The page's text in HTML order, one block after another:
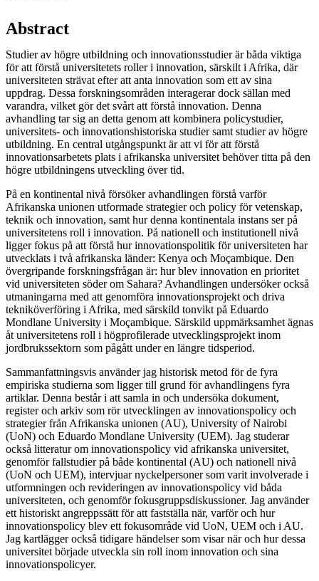
Abstract
Studier av högre utbildning och innovationsstudier är båda viktiga
för att förstå universitetets roller i innovation, särskilt i Afrika, där
universiteten strävat efter att anta innovation som ett av sina
uppdrag. Dessa forskningsområden interagerar dock sällan med
varandra, vilket gör det svårt att förstå innovation. Denna
avhandling tar sig an detta genom att kombinera policystudier,
universitets- och innovationshistoriska studier samt studier av högre
utbildning. En central utgångspunkt är att vi för att förstå
innovationsarbetets plats i afrikanska universitet behöver titta på den
högre utbildningens utveckling över tid.
På en kontinental nivå försöker avhandlingen förstå varför
Afrikanska unionen utformade strategier och policy för vetenskap,
teknik och innovation, samt hur denna kontinentala instans ser på
universitetens roll i innovation. På nationell och institutionell nivå
ligger fokus på att förstå hur innovationspolitik för universiteten har
utvecklats i två afrikanska länder: Kenya och Moçambique. Den
övergripande forskningsfrågan är: hur blev innovation en prioritet
vid universiteten söder om Sahara? Avhandlingen undersöker också
utmaningarna med att genomföra innovationsprojekt och driva
tekniköverföring i Afrika, med särskild tonvikt på Eduardo
Mondlane University i Moçambique. Särskild uppmärksamhet ägnas
åt universitetens roll i högprofilerade utvecklingsprojekt inom
jordbrukssektorn som pågått under en längre tidsperiod.
Sammanfattningsvis använder jag historisk metod för de fyra
empiriska studierna som ligger till grund för avhandlingens fyra
artiklar. Denna består i att samla in och undersöka dokument,
register och arkiv som rör utvecklingen av innovationspolicy och
strategier från Afrikanska unionen (AU), University of Nairobi
(UoN) och Eduardo Mondlane University (UEM). Jag studerar
också litteratur om innovationspolicy vid afrikanska universitet,
genomför fallstudier på både kontinental (AU) och nationell nivå
(UoN och UEM), intervjuar nyckelpersoner som varit involverade i
utformningen och revideringen av innovationspolicy vid båda
universiteten, och genomför fokusgruppsdiskussioner. Jag använder
ett historiskt angreppssätt för att fastställa när, varför och hur
innovationspolicy blev ett fokusområde vid UoN, UEM och i AU.
Jag kartlägger också tidigare händelser som visar när och hur dessa
universitet började utveckla sin roll inom innovation och sina
innovationspolicyer.